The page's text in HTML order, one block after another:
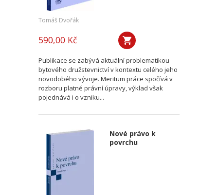
Tomáš Dvořák
590,00 Kč
Publikace se zabývá aktuální problematikou
bytového družstevnictví v kontextu celého jeho
novodobého vývoje. Meritum práce spočívá v
rozboru platné právní úpravy, výklad však
pojednává i o vzniku...
Nové právo k
povrchu